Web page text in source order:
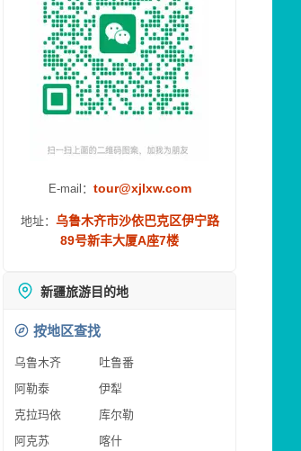
E-mail： tour@xjlxw.com
地址： 乌鲁木齐市沙依巴克区伊宁路
89号新丰大厦A座7楼
新疆旅游目的地
按地区查找
乌鲁木齐
吐鲁番
阿勒泰
伊犁
克拉玛依
库尔勒
阿克苏
喀什